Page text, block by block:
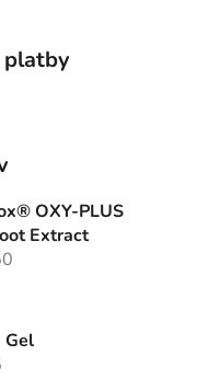
platby
OXY-PLUS
Extract
Gel